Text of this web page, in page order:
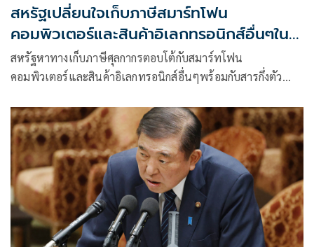
สหรัฐเปลี่ยนใจเก็บภาษีสมาร์ทโฟน
คอมพิวเตอร์และสินค้าอิเลกทรอนิกส์อื่นๆใน
อีก 1 เดือน
สหรัฐหาทางเก็บภาษีศุลกากรตอบโต้กับสมาร์ทโฟน
คอมพิวเตอร์และสินค้าอิเลกทรอนิกส์อื่นๆพร้อมกับสารกึ่งตัวนำ